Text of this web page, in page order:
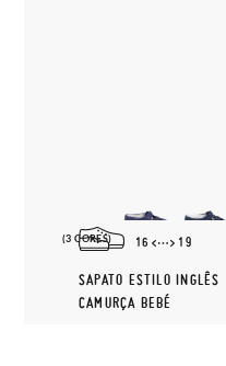
(3 CORES) 16 19
SAPATO ESTILO INGLÊS
CAMURÇA BEBÉ